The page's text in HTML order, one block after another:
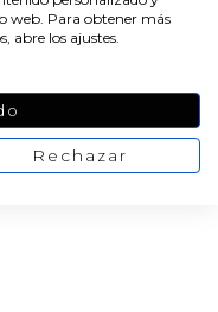
web. Para obtener más
abre los ajustes.
Rechazar